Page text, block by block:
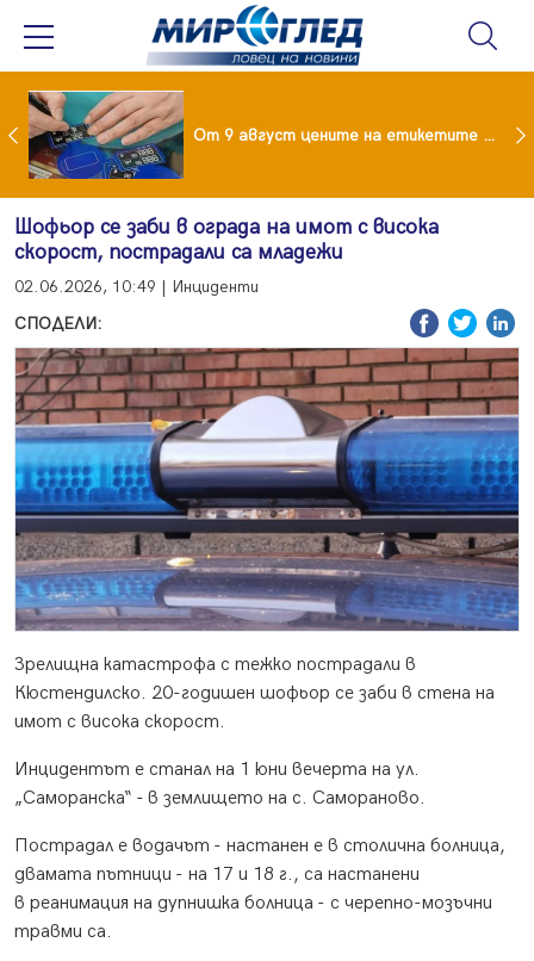
Проект за изграждане на 13-етажна "мегаджамия" разгневи жителите на Лондон От 9 август цените на етикетите само в евро
Шофьор се заби в ограда на имот с висока
скорост, пострадали са младежи
02.06.2026, 10:49 | Инциденти
СПОДЕЛИ:
Зрелищна катастрофа с тежко пострадали в
Кюстендилско. 20-годишен шофьор се заби в стена на
имот с висока скорост.
Инцидентът е станал на 1 юни вечерта на ул.
„Саморанска“ - в землището на с. Самораново.
Пострадал е водачът - настанен е в столична болница,
двамата пътници - на 17 и 18 г., са настанени
в реанимация на дупнишка болница - с черепно-мозъчни
травми са.